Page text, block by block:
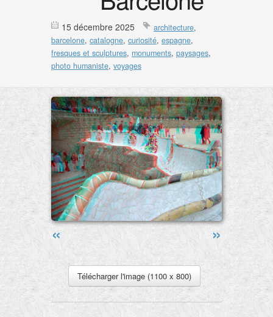
15 décembre 2025 architecture,
barcelone, catalogne, curiosité, espagne,
fresques et sculptures, monuments, paysages,
photo humaniste, voyages
»
«
Télécharger l'image (1100 x 800)